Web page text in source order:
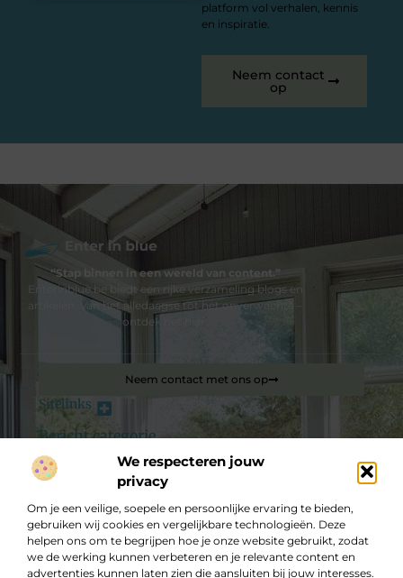
We respecteren jouw
privacy
Om je een veilige, soepele en persoonlijke ervaring te bieden,
gebruiken wij cookies en vergelijkbare technologieën. Deze
helpen ons om te begrijpen hoe je onze website gebruikt, zodat
we de werking kunnen verbeteren en je relevante content en
advertenties kunnen laten zien die aansluiten bij jouw interesses.
platform vol verhalen, kennis
en inspiratie.
Neem contact
op
“Stap binnen in een wereld van content.”
Enterinblue.be biedt een rijke verzameling blogs en
artikelen. Van het alledaagse tot het onverwachte –
ontdek het hier.
Sitelinks
Wat is online marketing?
Een complete gids voor brandverzekeringen: wat moet je
weten?
Herstel uw glasschade
Bericht categorie
Neem contact met ons op